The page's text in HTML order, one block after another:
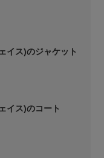
イス)のジャケット
イス)のコート